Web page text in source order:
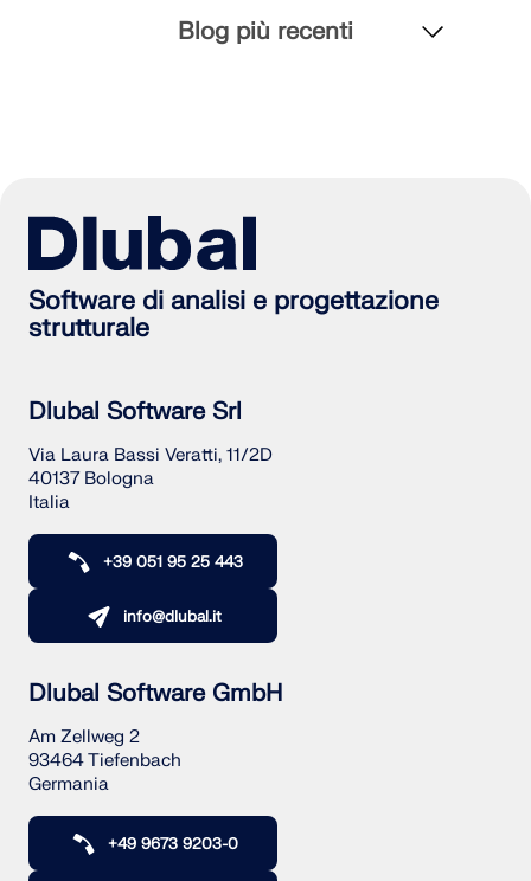
Blog più recenti
Software di analisi e progettazione
strutturale
Dlubal Software Srl
Via Laura Bassi Veratti, 11/2D
40137 Bologna
Italia
+39 051 95 25 443
info@dlubal.it
Dlubal Software GmbH
Am Zellweg 2
93464 Tiefenbach
Germania
+49 9673 9203-0